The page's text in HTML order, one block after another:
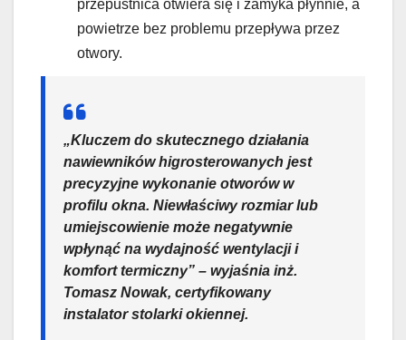
przepustnica otwiera się i zamyka płynnie, a
powietrze bez problemu przepływa przez
otwory.
„Kluczem do skutecznego działania
nawiewników higrosterowanych jest
precyzyjne wykonanie otworów w
profilu okna. Niewłaściwy rozmiar lub
umiejscowienie może negatywnie
wpłynąć na wydajność wentylacji i
komfort termiczny” – wyjaśnia inż.
Tomasz Nowak, certyfikowany
instalator stolarki okiennej.